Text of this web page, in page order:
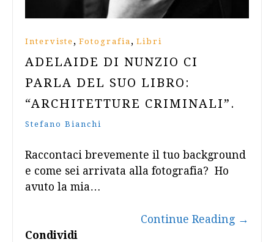
Interviste , Fotografia , Libri
ADELAIDE DI NUNZIO CI
PARLA DEL SUO LIBRO:
“ARCHITETTURE CRIMINALI”.
Stefano Bianchi
Raccontaci brevemente il tuo background
e come sei arrivata alla fotografia? Ho
avuto la mia…
Continue Reading →
Condividi